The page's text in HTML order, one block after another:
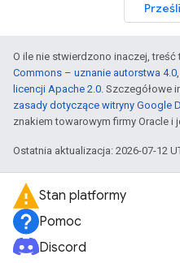
O ile nie stwierdzono inaczej, treść
Commons – uznanie autorstwa 4.0
licencji Apache 2.0. Szczegółowe
zasady dotyczące witryny Google
znakiem towarowym firmy Oracle
Ostatnia aktualizacja: 2026-07-12
Stan platformy
Pomoc
Discord